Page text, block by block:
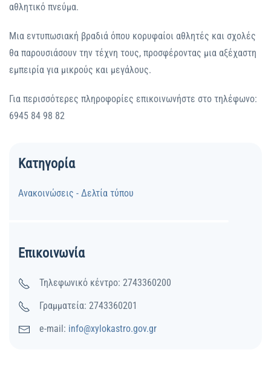
αθλητικό πνεύμα.
Μια εντυπωσιακή βραδιά όπου κορυφαίοι αθλητές και σχολές
θα παρουσιάσουν την τέχνη τους, προσφέροντας μια αξέχαστη
εμπειρία για μικρούς και μεγάλους.
Για περισσότερες πληροφορίες επικοινωνήστε στο τηλέφωνο:
6945 84 98 82
Κατηγορία
Ανακοινώσεις - Δελτία τύπου
Επικοινωνία
Τηλεφωνικό κέντρο: 2743360200
Γραμματεία: 2743360201
e-mail: info@xylokastro.gov.gr